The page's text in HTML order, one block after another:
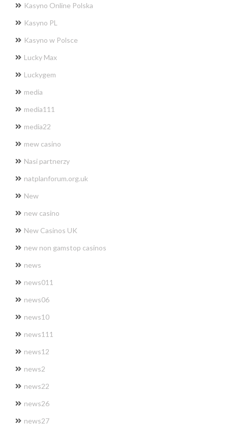
Kasyno Online Polska
Kasyno PL
Kasyno w Polsce
Lucky Max
Luckygem
media
media111
media22
mew casino
Nasi partnerzy
natplanforum.org.uk
New
new casino
New Casinos UK
new non gamstop casinos
news
news011
news06
news10
news111
news12
news2
news22
news26
news27